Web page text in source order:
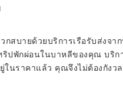
สบายด้วยบริการเรือรับส่งจา
ริปพักผ่อนในบาหลีของคุณ บริ
นราคาแล้ว คุณจึงไม่ต้องกังว